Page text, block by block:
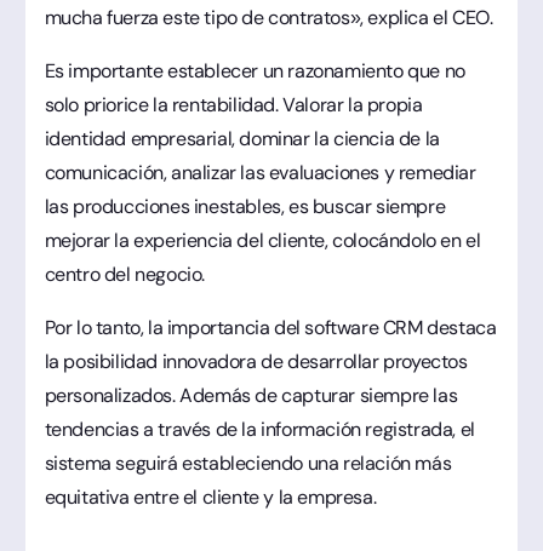
mucha fuerza este tipo de contratos», explica el CEO.
Es importante establecer un razonamiento que no
solo priorice la rentabilidad. Valorar la propia
identidad empresarial, dominar la ciencia de la
comunicación, analizar las evaluaciones y remediar
las producciones inestables, es buscar siempre
mejorar la experiencia del cliente, colocándolo en el
centro del negocio.
Por lo tanto, la importancia del software CRM destaca
la posibilidad innovadora de desarrollar proyectos
personalizados. Además de capturar siempre las
tendencias a través de la información registrada, el
sistema seguirá estableciendo una relación más
equitativa entre el cliente y la empresa.